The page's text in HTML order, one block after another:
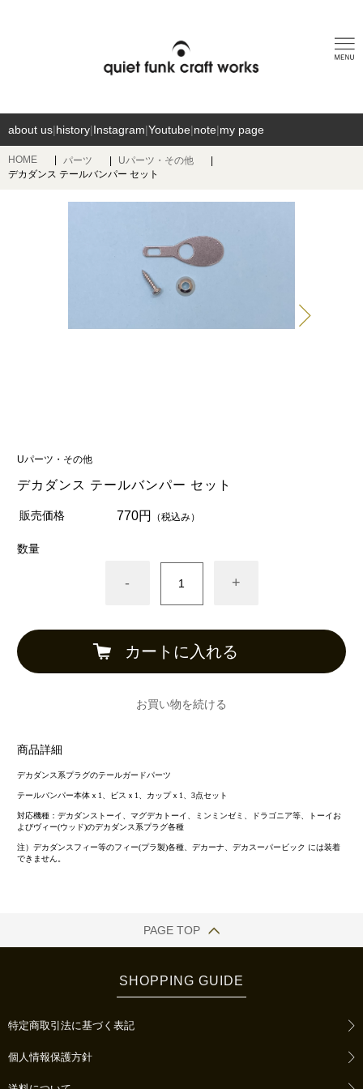
about us|history|Instagram|Youtube|note|my page
HOME パーツ
Uパーツ・その他
デカダンス テールバンパー セット
Uパーツ・その他
デカダンス テールバンパー セット
販売価格 770円 （税込み）
数量
- +
カートに入れる
お買い物を続ける
商品詳細
デカダンス系プラグのテールガードパーツ
テールバンパー本体ｘ1、ビスｘ1、カップｘ1、3点セット
対応機種：デカダンストーイ、マグデカトーイ、ミンミンゼミ、ドラゴニア等、トーイお
よびヴィー(ウッド)のデカダンス系プラグ各種
注）デカダンスフィー等のフィー(プラ製)各種、デカーナ、デカスーパービック には装着
できません。
PAGE TOP
SHOPPING GUIDE
特定商取引法に基づく表記
個人情報保護方針